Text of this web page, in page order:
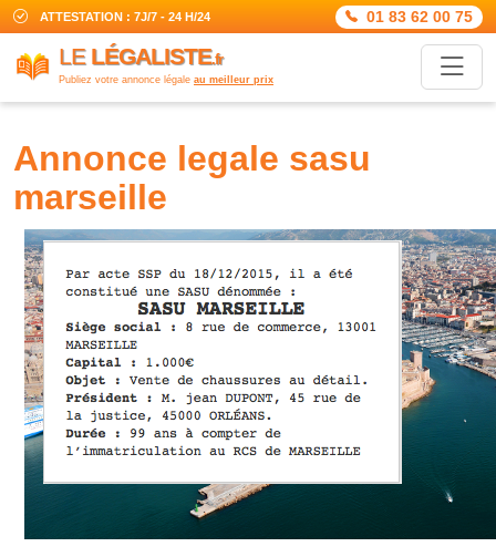
ATTESTATION : 7J/7 - 24 H/24 01 83 62 00 75
LE LÉGALISTE.fr
Publiez votre annonce légale au meilleur prix
annonce legale sasu
marseille